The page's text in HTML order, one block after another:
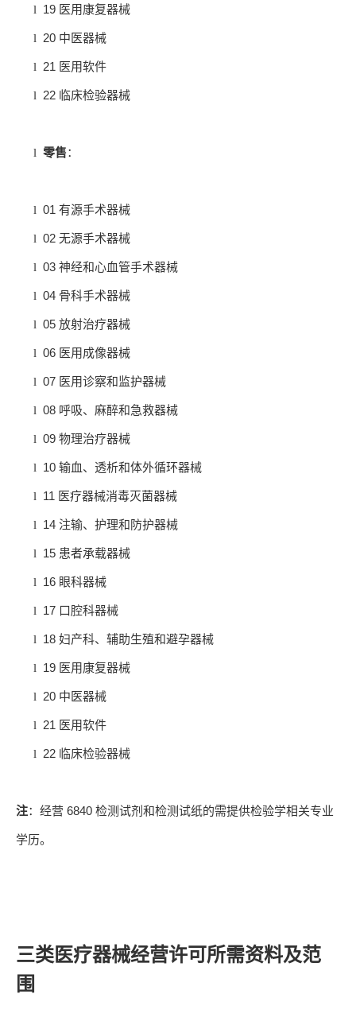
l 19 医用康复器械
l 20 中医器械
l 21 医用软件
l 22 临床检验器械
l 零售：
l 01有源手术器械
l 02无源手术器械
l 03神经和心血管手术器械
l 04 骨科手术器械
l 05放射治疗器械
l 06 医用成像器械
l 07 医用诊察和监护器械
l 08 呼吸、麻醉和急救器械
l 09物理治疗器械
l 10输血、透析和体外循环器械
l 11 医疗器械消毒灭菌器械
l 14注输、护理和防护器械
l 15 患者承载器械
l 16 眼科器械
l 17 口腔科器械
l 18妇产科、辅助生殖和避孕器械
l 19 医用康复器械
l 20 中医器械
l 21 医用软件
l 22 临床检验器械
注：经营 6840检测试剂和检测试纸的需提供检验学相关专业
学历。
三类医疗器械经营许可所需资料及范
围